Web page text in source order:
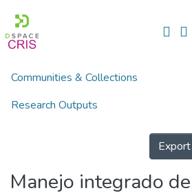
Communities & Collections
Research Outputs
Estadísticas
Inicio Multimedia
Vídeos Técnicos
Details
Export
Manejo integrado